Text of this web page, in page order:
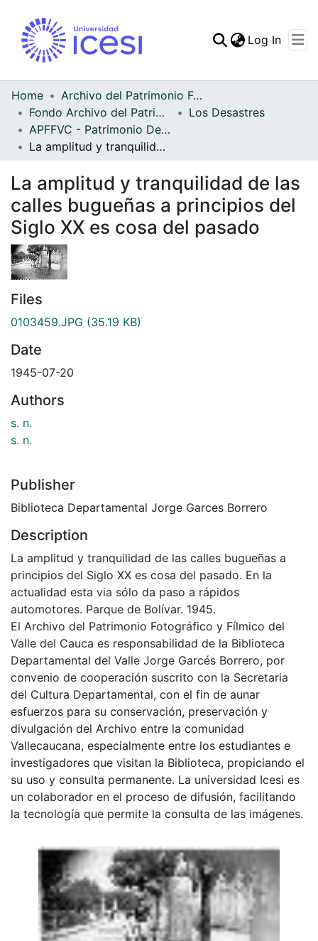
Statistics
Log In
Home
Archivo del Patrimonio Fotográfico y Fílmico del Valle del Cauca
Fondo Archivo del Patrimonio Fotográfico y Fílmico del Valle del Cauca
Los Desastres
APFFVC - Patrimonio Destruido - Patrimonial
La amplitud y tranquilidad de las calles bugueñas a principios del Siglo XX es cosa del pasado
La amplitud y tranquilidad de las
calles bugueñas a principios del
Siglo XX es cosa del pasado
Files
0103459.JPG (35.19 KB)
Date
1945-07-20
Authors
s. n.
s. n.
Publisher
Biblioteca Departamental Jorge Garces Borrero
Description
La amplitud y tranquilidad de las calles bugueñas a
principios del Siglo XX es cosa del pasado. En la
actualidad esta via sólo da paso a rápidos
automotores. Parque de Bolívar. 1945.
El Archivo del Patrimonio Fotográfico y Fílmico del
Valle del Cauca es responsabilidad de la Biblioteca
Departamental del Valle Jorge Garcés Borrero, por
convenio de cooperación suscrito con la Secretaria
del Cultura Departamental, con el fin de aunar
esfuerzos para su conservación, preservación y
divulgación del Archivo entre la comunidad
Vallecaucana, especialmente entre los estudiantes e
investigadores que visitan la Biblioteca, propiciando el
su uso y consulta permanente. La universidad Icesi es
un colaborador en el proceso de difusión, facilitando
la tecnología que permite la consulta de las imágenes.